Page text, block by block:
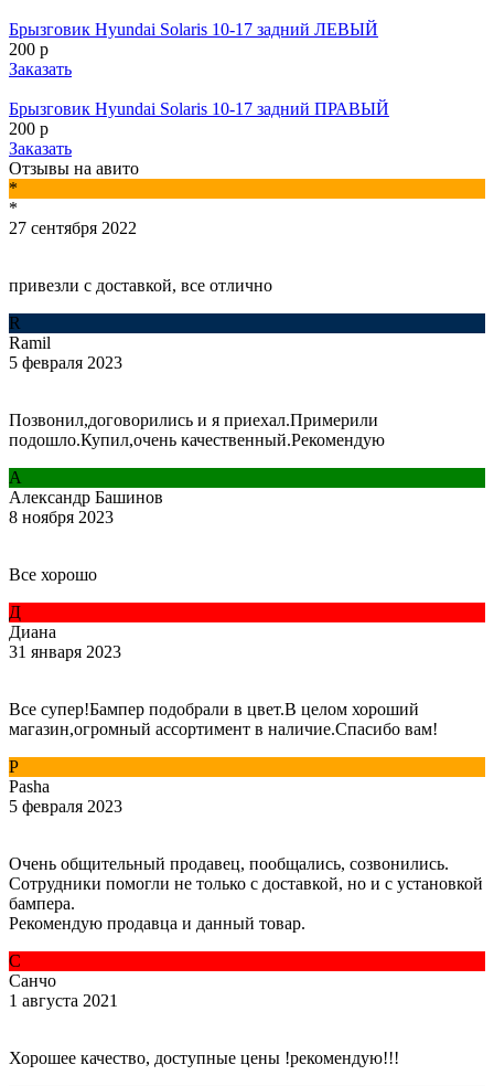
Брызговик Hyundai Solaris 10-17 задний ЛЕВЫЙ
200 р
Заказать
Брызговик Hyundai Solaris 10-17 задний ПРАВЫЙ
200 р
Заказать
Отзывы на авито
*
*
27 сентября 2022
привезли с доставкой, все отлично
R
Ramil
5 февраля 2023
Позвонил,договорились и я приехал.Примерили
подошло.Купил,очень качественный.Рекомендую
А
Александр Башинов
8 ноября 2023
Все хорошо
Д
Диана
31 января 2023
Все супер!Бампер подобрали в цвет.В целом хороший
магазин,огромный ассортимент в наличие.Спасибо вам!
P
Pasha
5 февраля 2023
Очень общительный продавец, пообщались, созвонились.
Сотрудники помогли не только с доставкой, но и с установкой
бампера.
Рекомендую продавца и данный товар.
С
Санчо
1 августа 2021
Хорошее качество, доступные цены !рекомендую!!!